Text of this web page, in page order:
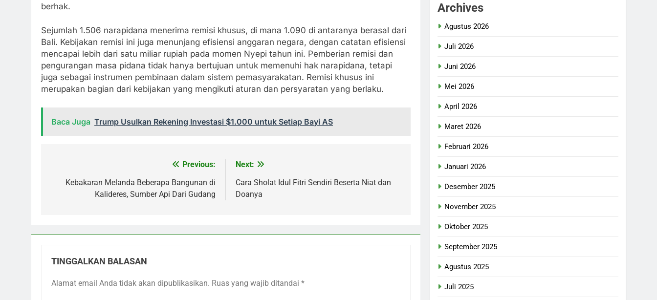
berhak.
Sejumlah 1.506 narapidana menerima remisi khusus, di mana 1.090 di antaranya berasal dari
Bali. Kebijakan remisi ini juga menunjang efisiensi anggaran negara, dengan catatan efisiensi
mencapai lebih dari satu miliar rupiah pada momen Nyepi tahun ini. Pemberian remisi dan
pengurangan masa pidana tidak hanya bertujuan untuk memenuhi hak narapidana, tetapi
juga sebagai instrumen pembinaan dalam sistem pemasyarakatan. Remisi khusus ini
merupakan bagian dari kebijakan yang mengikuti aturan dan persyaratan yang berlaku.
Baca Juga Trump Usulkan Rekening Investasi $1.000 untuk Setiap Bayi AS
pos
Previous:
Kebakaran Melanda Beberapa Bangunan di
Kalideres, Sumber Api Dari Gudang
Next:
Cara Sholat Idul Fitri Sendiri Beserta Niat dan
Doanya
TINGGALKAN BALASAN
Alamat email Anda tidak akan dipublikasikan. Ruas yang wajib ditandai *
Archives
Agustus 2026
Juli 2026
Juni 2026
Mei 2026
April 2026
Maret 2026
Februari 2026
Januari 2026
Desember 2025
November 2025
Oktober 2025
September 2025
Agustus 2025
Juli 2025